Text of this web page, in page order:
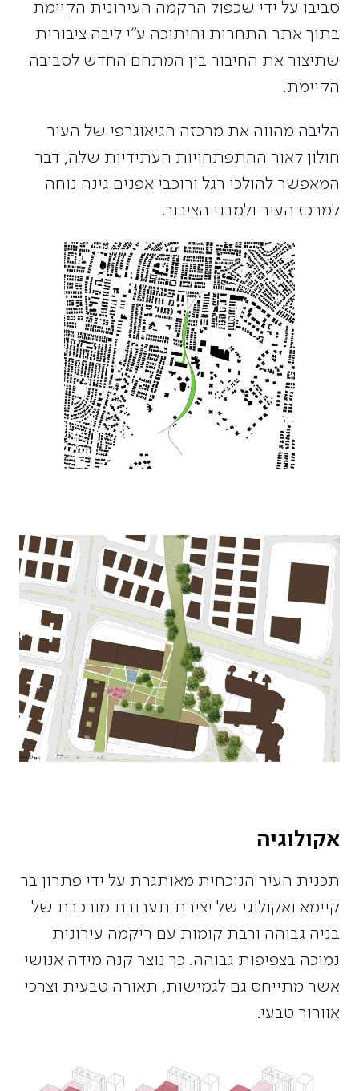
סביבו על ידי שכפול הרקמה העירונית הקיימת
בתוך אתר התחרות וחיתוכה ע"י ליבה ציבורית
שתיצור את החיבור בין המתחם החדש לסביבה
הקיימת.
הליבה מהווה את מרכזה הגיאוגרפי של העיר
חולון לאור ההתפתחויות העתידיות שלה, דבר
המאפשר להולכי רגל ורוכבי אפנים גינה נוחה
למרכז העיר ולמבני הציבור.
אקולוגיה
תכנית העיר הנוכחית מאותגרת על ידי פתרון בר
קיימא ואקולוגי של יצירת תערובת מורכבת של
בניה גבוהה ורבת קומות עם ריקמה עירונית
נמוכה בצפיפות גבוהה. כך נוצר קנה מידה אנושי
אשר מתייחס גם לגמישות, תאורה טבעית וצרכי
אוורור טבעי.